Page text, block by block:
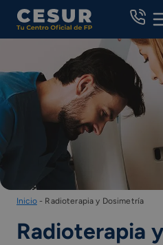
Skip
content
Inicio- Radioterapia y Dosimetría
Radioterapia